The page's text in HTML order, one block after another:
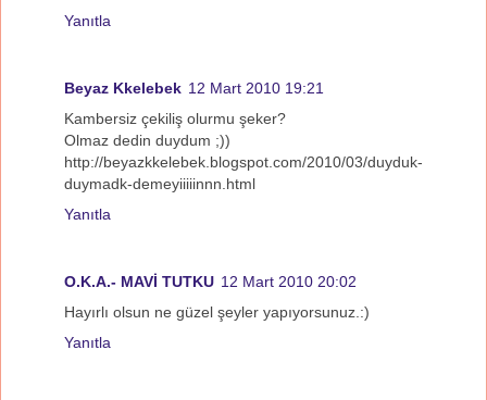
Yanıtla
Beyaz Kkelebek 12 Mart 2010 19:21
Kambersiz çekiliş olurmu şeker?
Olmaz dedin duydum ;))
http://beyazkkelebek.blogspot.com/2010/03/duyduk-
duymadk-demeyiiiiinnn.html
Yanıtla
O.K.A.- MAVİ TUTKU 12 Mart 2010 20:02
Hayırlı olsun ne güzel şeyler yapıyorsunuz.:)
Yanıtla